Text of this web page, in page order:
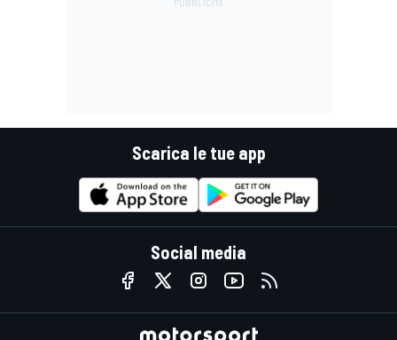
Scarica le tue app
Social media